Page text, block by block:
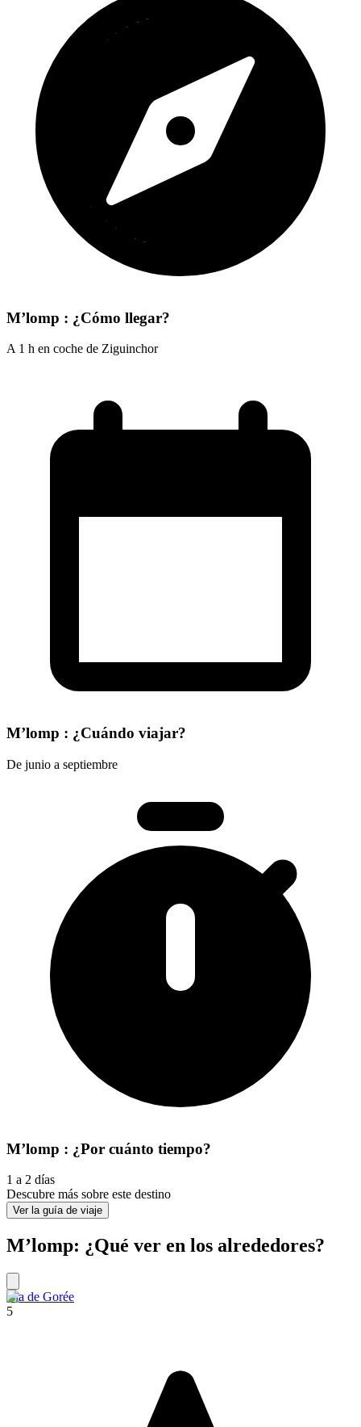
M’lomp : ¿Cómo llegar?
A 1 h en coche de Ziguinchor
M’lomp : ¿Cuándo viajar?
De junio a septiembre
M’lomp : ¿Por cuánto tiempo?
1 a 2 días
Descubre más sobre este destino
Ver la guía de viaje
M’lomp: ¿Qué ver en los alrededores?
Isla de Gorée
5